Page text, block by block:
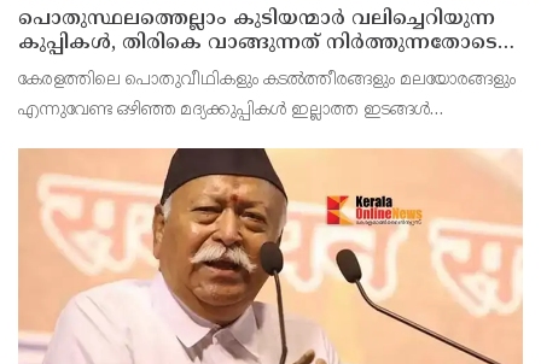
പൊതുസ്ഥലത്തെല്ലാം കുടിയന്മാര്‍ വലിച്ചെറിയുന്ന
കുപ്പികള്‍, തിരികെ വാങ്ങുന്നത് നിര്‍ത്തുന്നതോടെ
ഇത് ഇരട്ടിക്കും, കോടികളുടെ ലാഭമുള്ള പദ്ധതി
നിര്‍ത്തിയത് എന്തിന്? സര്‍ക്കാരിന്റേത് തലതിരിഞ്ഞ
തീരുമാനമോ?
കേരളത്തിലെ പൊതുവീഥികളും കടല്‍ത്തീരങ്ങളും മലയോരങ്ങളും
എന്നുവേണ്ട ഒഴിഞ്ഞ മദ്യക്കുപ്പികള്‍ ഇല്ലാത്ത ഇടങ്ങള്‍